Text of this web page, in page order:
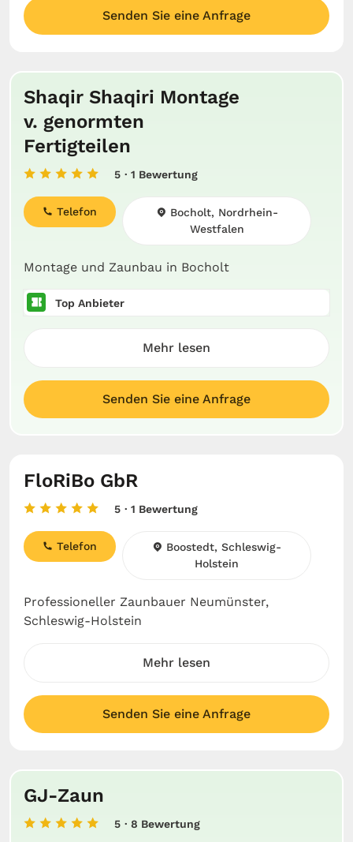
Senden Sie eine Anfrage
Shaqir Shaqiri Montage
v. genormten
Fertigteilen
5 · 1 Bewertung
Montage und Zaunbau in Bocholt
Telefon
Bocholt, Nordrhein-
Westfalen
Top Anbieter
Mehr lesen
Senden Sie eine Anfrage
FloRiBo GbR
5 · 1 Bewertung
Professioneller Zaunbauer Neumünster,
Schleswig-Holstein
Telefon
Boostedt, Schleswig-
Holstein
Mehr lesen
Senden Sie eine Anfrage
GJ-Zaun
5 · 8 Bewertung